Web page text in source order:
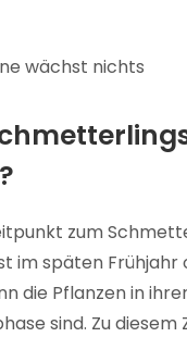
wächst nichts
zum
im späten Frühjahr
die Pflanzen in
sind. Zu